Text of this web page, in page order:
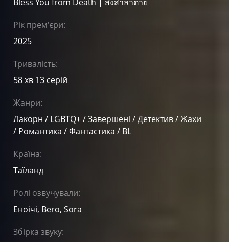
Рік прем'єри:
2025
Тривалість:
58 хв 13 серій
Жанри:
Лакорн / LGBTQ+/Завершені /Детектив/Жахи
/ Романтика /Фантастика / BL
Країна:
Таїланд
Ролі озвучували:
Еноічі, Bero, Sora
Збірка звуку: